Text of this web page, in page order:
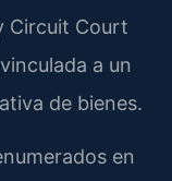
Circuit Court
a un
de bienes.
en